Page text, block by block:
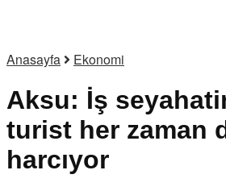
Anasayfa Ekonomi
Aksu: İş
turist her zaman
harcıyor